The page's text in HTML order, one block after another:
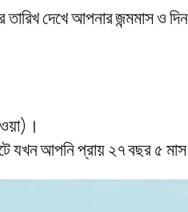
দেখে আপনার জন্মমাস ও দিন
যখন আপনি প্রায় ২৭ বছর ৫